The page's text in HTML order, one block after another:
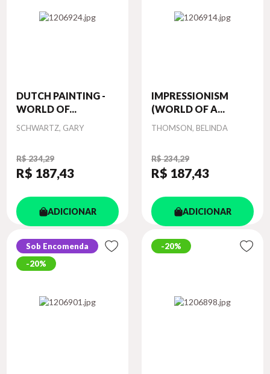
DUTCH PAINTING -
WORLD OF...
Autor
SCHWARTZ, GARY
R$ 234,29
R$ 187,43
ADICIONAR
IMPRESSIONISM
(WORLD OF A...
Autor
THOMSON, BELINDA
R$ 234,29
R$ 187,43
ADICIONAR
Sob Encomenda
20%
20%